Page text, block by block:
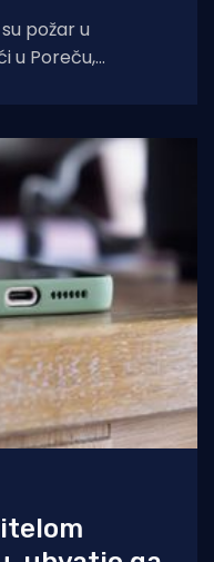
požar u
u Poreču,